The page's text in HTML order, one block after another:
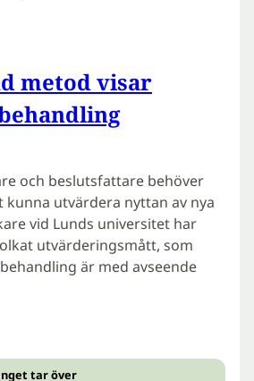
metod visar
och beslutsfattare behöver
kunna utvärdera nyttan av nya
vid Lunds universitet har
utvärderingsmått, som
är med avseende
tar över